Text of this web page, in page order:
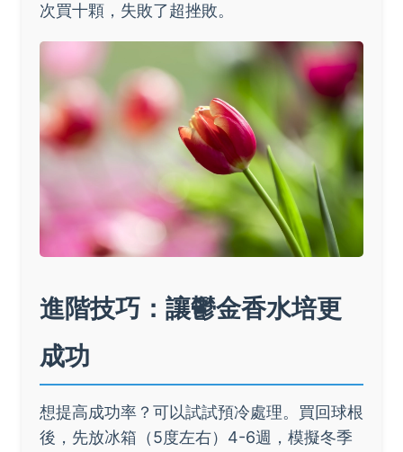
次買十顆，失敗了超挫敗。
進階技巧：讓鬱金香水培更
成功
想提高成功率？可以試試預冷處理。買回球根
後，先放冰箱（5度左右）4-6週，模擬冬季